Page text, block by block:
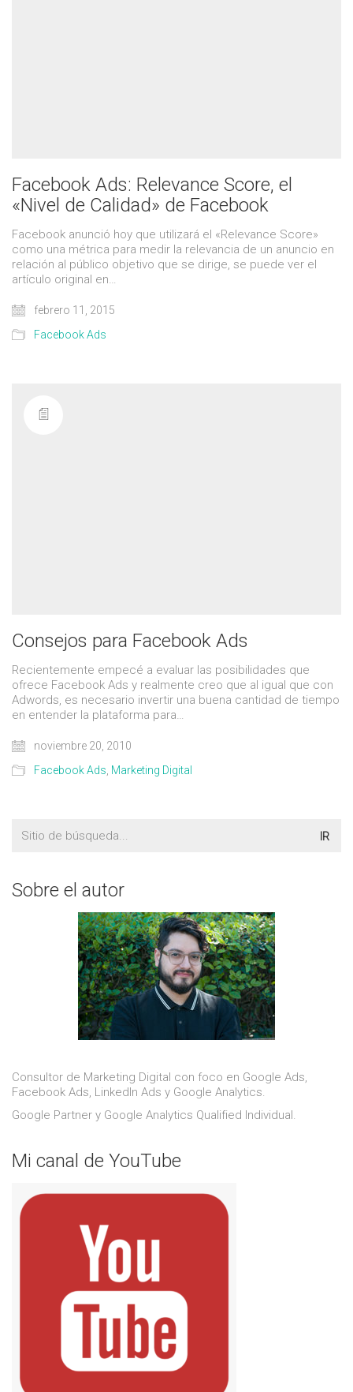
Facebook Ads: Relevance Score, el
«Nivel de Calidad» de Facebook
Facebook anunció hoy que utilizará el «Relevance Score»
como una métrica para medir la relevancia de un anuncio en
relación al público objetivo que se dirige, se puede ver el
artículo original en…
febrero 11, 2015
Facebook Ads
Consejos para Facebook Ads
Recientemente empecé a evaluar las posibilidades que
ofrece Facebook Ads y realmente creo que al igual que con
Adwords, es necesario invertir una buena cantidad de tiempo
en entender la plataforma para…
noviembre 20, 2010
Facebook Ads, Marketing Digital
Sobre el autor
Consultor de Marketing Digital con foco en Google Ads,
Facebook Ads, LinkedIn Ads y Google Analytics.
Google Partner y Google Analytics Qualified Individual.
Mi canal de YouTube